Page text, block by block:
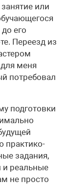
или
его
Переезд из
меня
потребовал
подготовки
практико-
задания,
и реальные
не просто